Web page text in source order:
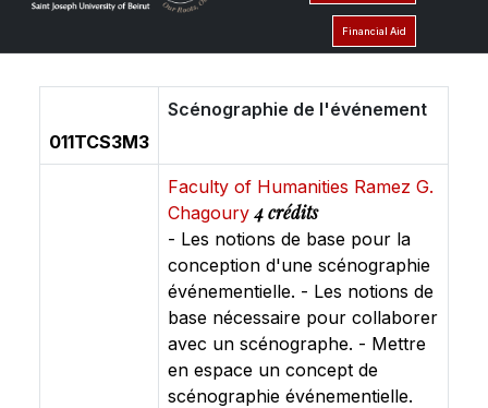
Financial Aid
011TCS3M3
Scénographie de l'événement
Faculty of Humanities Ramez G.
Chagoury4 crédits
- Les notions de base pour la
conception d'une scénographie
événementielle. - Les notions de
base nécessaire pour collaborer
avec un scénographe. - Mettre
en espace un concept de
scénographie événementielle.